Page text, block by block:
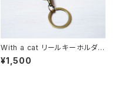
With a cat リールキーホルダ
ー・選べる柄【受注制作】
¥1,500